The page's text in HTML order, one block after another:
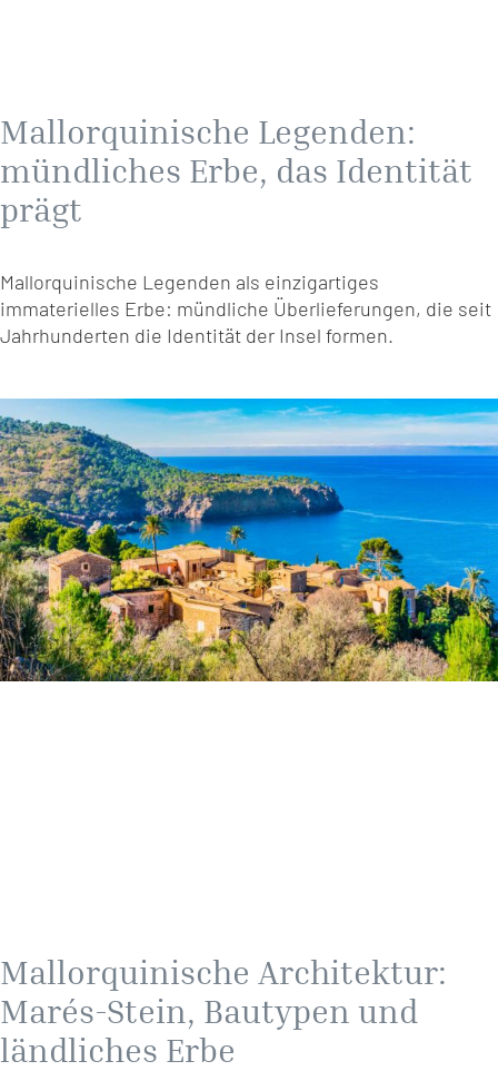
Mallorquinische Legenden:
mündliches Erbe, das Identität
prägt
Mallorquinische Legenden als einzigartiges
immaterielles Erbe: mündliche Überlieferungen, die seit
Jahrhunderten die Identität der Insel formen.
Mallorquinische Architektur:
Marés-Stein, Bautypen und
ländliches Erbe